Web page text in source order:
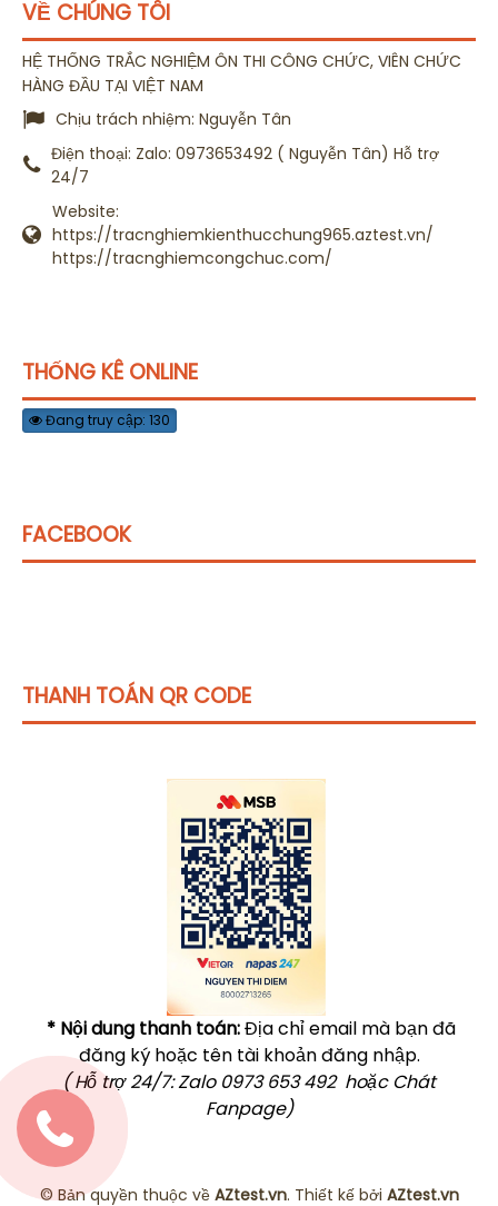
VỀ CHÚNG TÔI
HỆ THỐNG TRẮC NGHIỆM ÔN THI CÔNG CHỨC, VIÊN CHỨC
HÀNG ĐẦU TẠI VIỆT NAM
Chịu trách nhiệm: Nguyễn Tân
Điện thoại: Zalo: 0973653492 ( Nguyễn Tân) Hỗ trợ
24/7
Website:
https://tracnghiemkienthucchung965.aztest.vn/
https://tracnghiemcongchuc.com/
THỐNG KÊ ONLINE
Đang truy cập: 130
FACEBOOK
THANH TOÁN QR CODE
* Nội dung thanh toán:Địa chỉ email mà bạn đã
đăng ký hoặc tên tài khoản đăng nhập.
( Hỗ trợ 24/7: Zalo 0973 653 492 hoặc Chát
Fanpage)
© Bản quyền thuộc về AZtest.vn. Thiết kế bởi AZtest.vn